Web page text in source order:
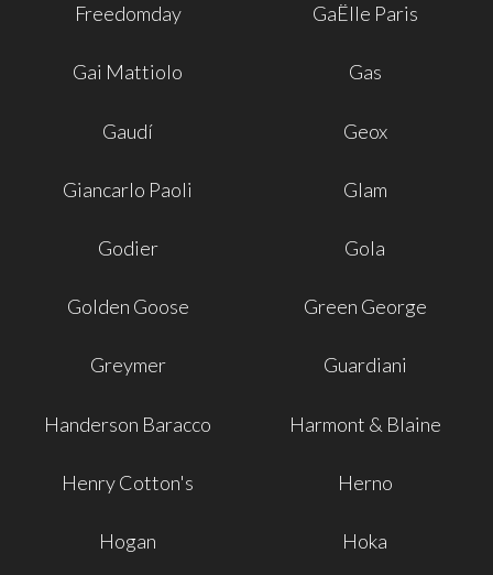
Freedomday GaËlle Paris
Gai Mattiolo Gas
Gaudí Geox
Giancarlo Paoli Glam
Godier Gola
Golden Goose Green George
Greymer Guardiani
Handerson Baracco Harmont & Blaine
Henry Cotton's Herno
Hogan Hoka